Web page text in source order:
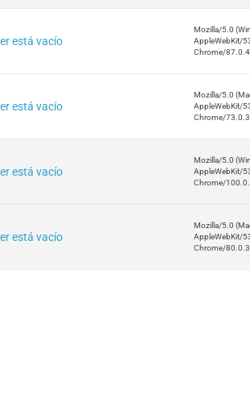
está vacío
Mozilla/5.0
AppleWebKit/
Chrome/
está vacío
Mozilla/5.0
AppleWebKit/
Chrome/
está vacío
Mozilla/5.0
AppleWebKit/
Chrome/
está vacío
Mozilla/5.0
AppleWebKit/
Chrome/